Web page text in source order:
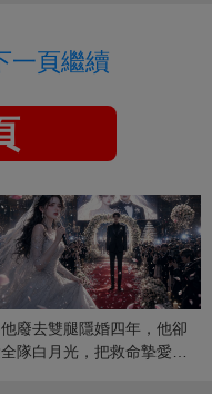
一頁繼續
廢去雙腿隱婚四年，他卻
隊白月光，把救命摯愛當